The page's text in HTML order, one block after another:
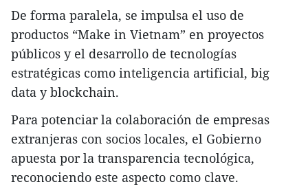
De forma paralela, se impulsa el uso de
productos “Make in Vietnam” en proyectos
públicos y el desarrollo de tecnologías
estratégicas como inteligencia artificial, big
data y blockchain.
Para potenciar la colaboración de empresas
extranjeras con socios locales, el Gobierno
apuesta por la transparencia tecnológica,
reconociendo este aspecto como clave.